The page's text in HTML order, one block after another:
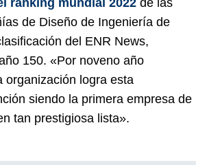
de Diseño de Ingeniería de
del ENR News,
150. «Por noveno año
organización logra esta
siendo la primera empresa de
tan prestigiosa lista».